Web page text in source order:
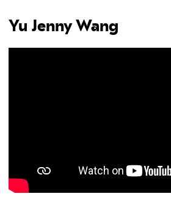
Yu Jenny Wang